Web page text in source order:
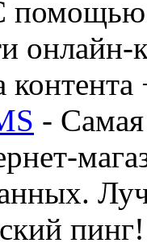
помощью
-
пинг!